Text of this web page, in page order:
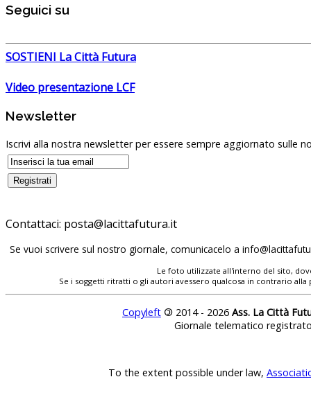
Seguici su
SOSTIENI La Città Futura
Video presentazione LCF
Newsletter
Iscrivi alla nostra newsletter per essere sempre aggiornato sulle
Contattaci: posta@lacittafutura.it
Se vuoi scrivere sul nostro giornale, comunicacelo a
Le foto utilizzate all'interno del sito,
Se i soggetti ritratti o gli autori avessero qualcosa in contrario
Copyleft © 2014 - 2026 Ass. La Città
Giornale telematico
To the extent possible under law,